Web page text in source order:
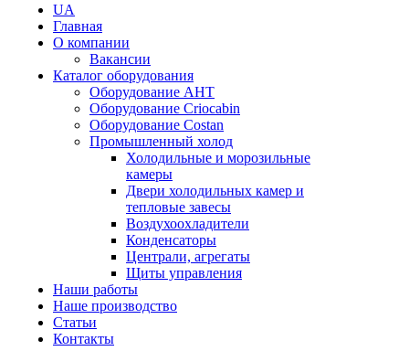
UA
Главная
О компании
Вакансии
Каталог оборудования
Оборудование AHT
Оборудование Criocabin
Оборудование Costan
Промышленный холод
Холодильные и морозильные
камеры
Двери холодильных камер и
тепловые завесы
Воздухоохладители
Конденсаторы
Централи, агрегаты
Щиты управления
Наши работы
Наше производство
Статьи
Контакты